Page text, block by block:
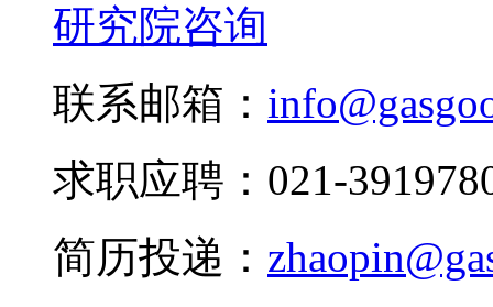
研究院咨询
联系邮箱：
求职应聘：021-
简历投递：